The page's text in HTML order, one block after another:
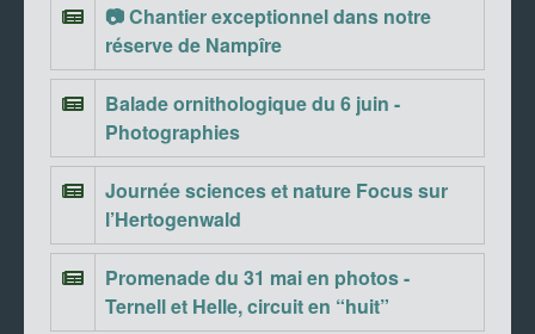
📷 Chantier exceptionnel dans notre
réserve de Nampîre
Balade ornithologique du 6 juin -
Photographies
Journée sciences et nature Focus sur
l’Hertogenwald
Promenade du 31 mai en photos -
Ternell et Helle, circuit en “huit”